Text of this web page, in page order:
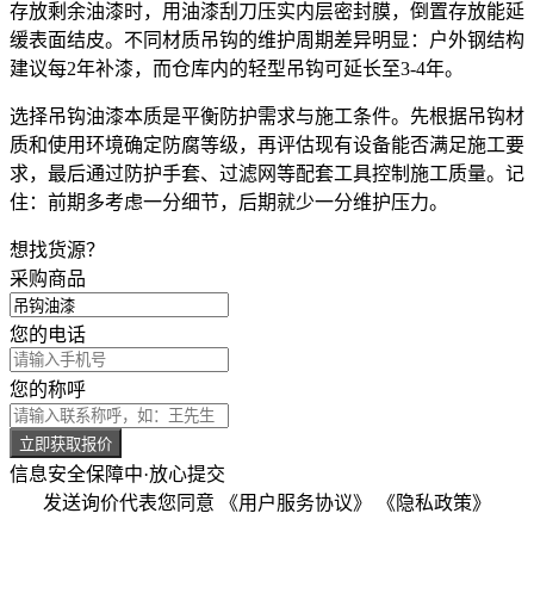
存放剩余油漆时，用油漆刮刀压实内层密封膜，倒置存放能延
缓表面结皮。不同材质吊钩的维护周期差异明显：户外钢结构
建议每2年补漆，而仓库内的轻型吊钩可延长至3-4年。
选择吊钩油漆本质是平衡防护需求与施工条件。先根据吊钩材
质和使用环境确定防腐等级，再评估现有设备能否满足施工要
求，最后通过防护手套、过滤网等配套工具控制施工质量。记
住：前期多考虑一分细节，后期就少一分维护压力。
想找货源？
采购商品
您的电话
您的称呼
立即获取报价
信息安全保障中·放心提交
发送询价代表您同意 《用户服务协议》 《隐私政策》